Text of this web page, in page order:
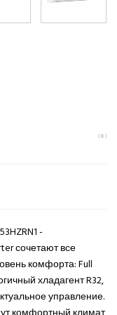
( 0 )
-
сочетают все
комфорта: Full
хладагент R32,
управление.